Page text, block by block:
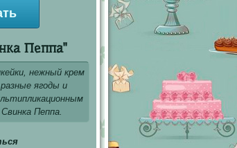
Пеппа"
нежный крем
ягоды и
Пеппа.